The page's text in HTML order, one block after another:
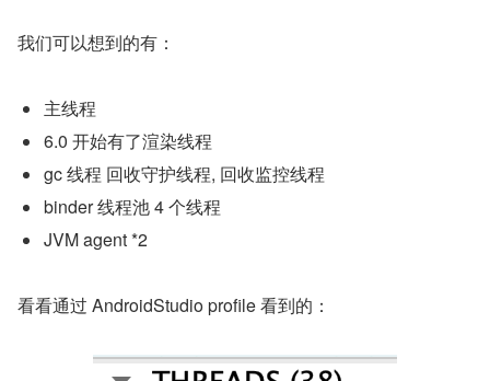
我们可以想到的有：
主线程
6.0 开始有了渲染线程
gc 线程 回收守护线程, 回收监控线程
binder 线程池 4 个线程
JVM agent *2
看看通过 AndroidStudio profile 看到的：